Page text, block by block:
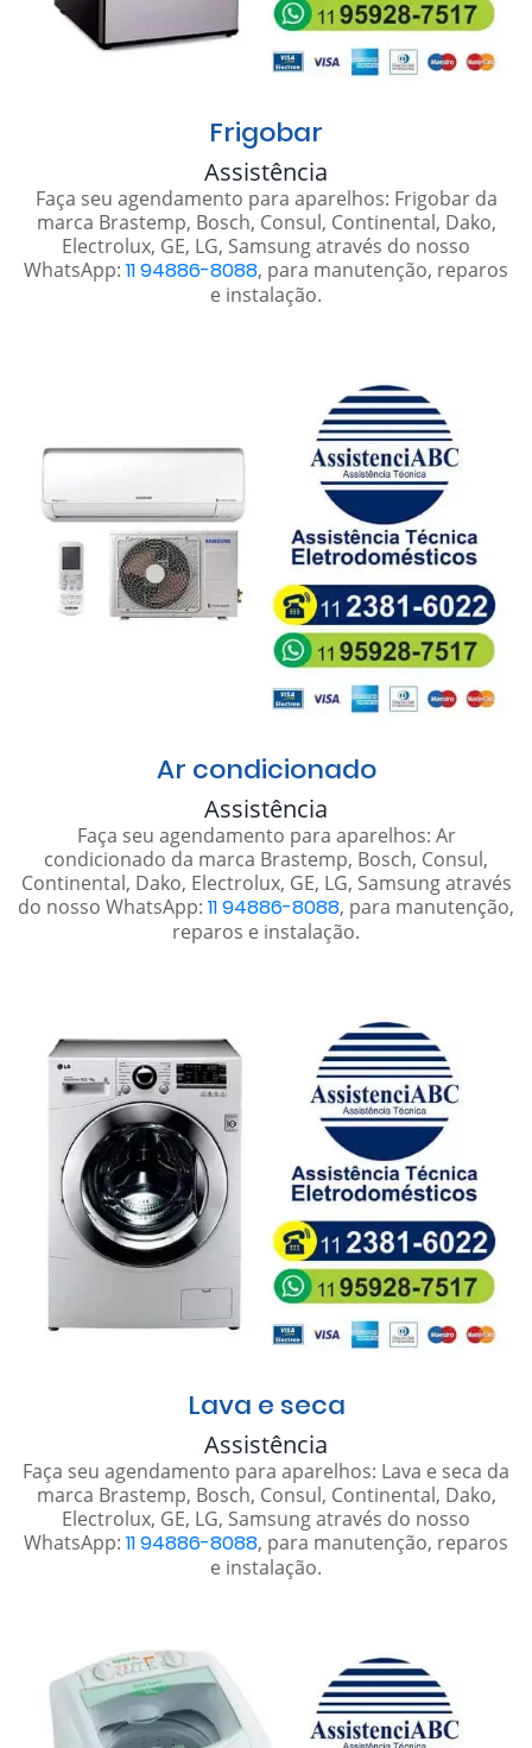
Frigobar
Assistência
Faça seu agendamento para aparelhos: Frigobar da
marca Brastemp, Bosch, Consul, Continental, Dako,
Electrolux, GE, LG, Samsung através do nosso
WhatsApp: 11 94886-8088, para manutenção, reparos
e instalação.
Ar condicionado
Assistência
Faça seu agendamento para aparelhos: Ar
condicionado da marca Brastemp, Bosch, Consul,
Continental, Dako, Electrolux, GE, LG, Samsung através
do nosso WhatsApp: 11 94886-8088, para manutenção,
reparos e instalação.
Lava e seca
Assistência
Faça seu agendamento para aparelhos: Lava e seca da
marca Brastemp, Bosch, Consul, Continental, Dako,
Electrolux, GE, LG, Samsung através do nosso
WhatsApp: 11 94886-8088, para manutenção, reparos
e instalação.